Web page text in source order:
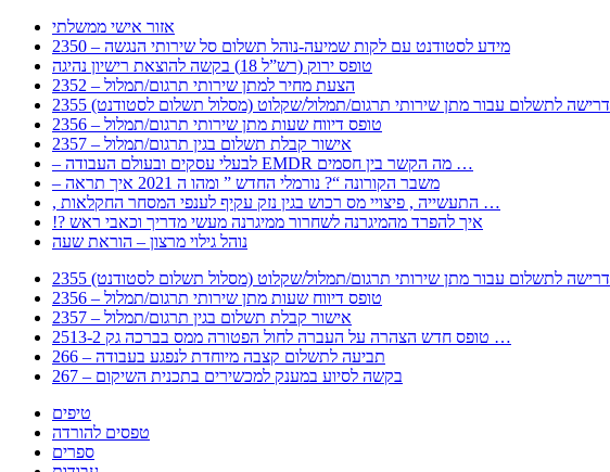
אזור אישי ממשלתי
2350 – מידע לסטודנט עם לקות שמיעה-נוהל תשלום סל שירותי הנגשה
טופס ירוק (רש”ל 18) בקשה להוצאת רישיון נהיגה
2352 – הצעת מחיר למתן שירותי תרגום/תמלול
2355 דרישה לתשלום עבור מתן שירותי תרגום/תמלול/שקלוט (מסלול תשלום לסטודנט)
2356 – טופס דיווח שעות מתן שירותי תרגום/תמלול
2357 – אישור קבלת תשלום בגין תרגום/תמלול
– לבעלי עסקים ובעולם העבודה EMDR מה הקשר בין חסמים …
– משבר הקורונה “? נורמלי החדש ” ומהו ה 2021 איך תראה
, התעשייה , פיצויי מס רכוש בגין נזק עקיף לענפי המסחר החקלאות …
!? איך להפרד מהמיגרנה לשחרור ממיגרנה מעשי מדריך וכאבי ראש
נוהל גילוי מרצון – הוראת שעה
2355 דרישה לתשלום עבור מתן שירותי תרגום/תמלול/שקלוט (מסלול תשלום לסטודנט)
2356 – טופס דיווח שעות מתן שירותי תרגום/תמלול
2357 – אישור קבלת תשלום בגין תרגום/תמלול
2513-2 טופס חדש הצהרה על העברה לחול הפטורה ממס בברכה גק …
266 – תביעה לתשלום קצבה מיוחדת לנפגע בעבודה
267 – בקשה לסיוע במענק למכשירים בתכנית השיקום
טיפים
טפסים להורדה
ספרים